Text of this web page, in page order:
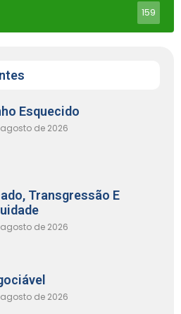
159
Esquecido
de 2026
Transgressão E
de 2026
de 2026